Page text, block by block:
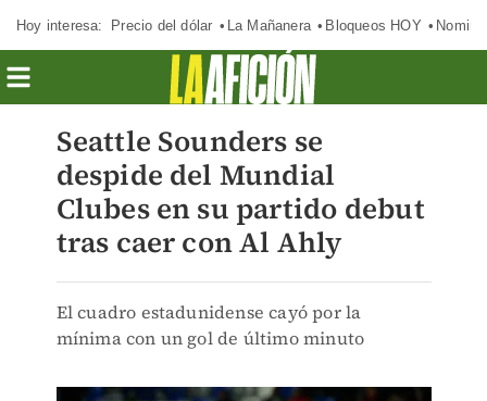
Hoy interesa: Precio del dólar La Mañanera Bloqueos HOY
Seattle Sounders se
despide del Mundial
Clubes en su partido debut
tras caer con Al Ahly
El cuadro estadunidense cayó por la
mínima con un gol de último minuto